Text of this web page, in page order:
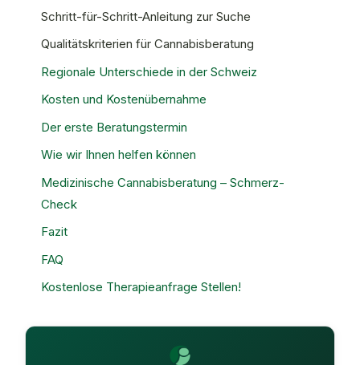
Schritt-für-Schritt-Anleitung zur Suche
Qualitätskriterien für Cannabisberatung
Regionale Unterschiede in der Schweiz
Kosten und Kostenübernahme
Der erste Beratungstermin
Wie wir Ihnen helfen können
Medizinische Cannabisberatung – Schmerz-
Check
Fazit
FAQ
Kostenlose Therapieanfrage Stellen!